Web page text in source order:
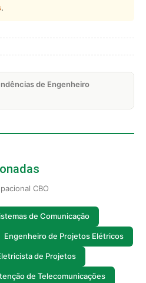
.
de Engenheiro
CBO
de Comunicação
Engenheiro de Projetos Elétricos
de Projetos
de Telecomunicações